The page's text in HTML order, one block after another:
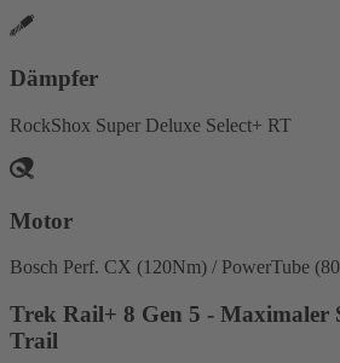
Dämpfer
RockShox Super Deluxe Select+ RT
Motor
Bosch Perf. CX (120Nm) / PowerTube
Trek Rail+ 8 Gen 5 - Maximaler
Trail